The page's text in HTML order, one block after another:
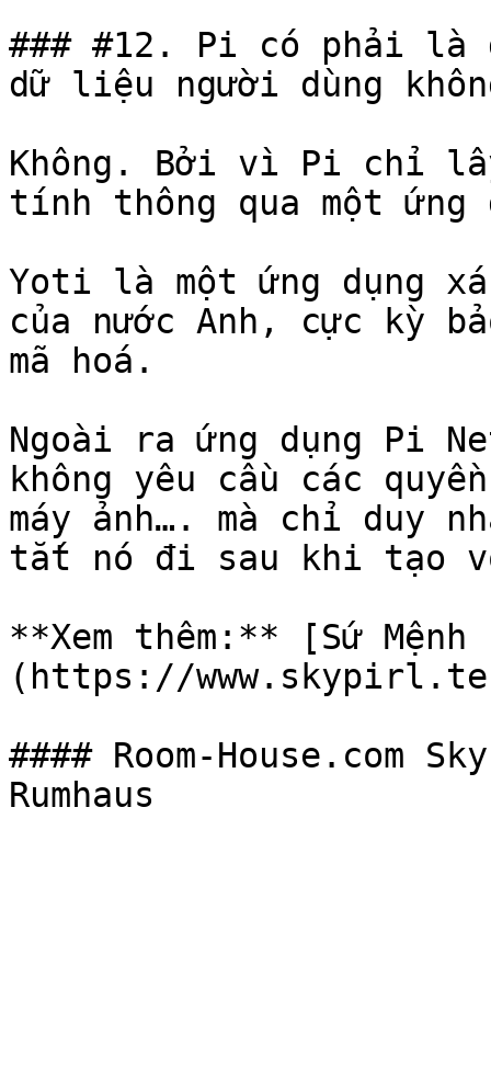
### #12. Pi có phải là
dữ liệu người dùng
Không. Bởi vì Pi chỉ
tính thông qua một
Yoti là một ứng dụng
của nước Anh, cực kỳ
mã hoá.
Ngoài ra ứng dụng Pi
không yêu cầu các
máy ảnh…. mà chỉ duy
tắt nó đi sau khi tạo
**Xem thêm:** [Sứ
(https://
#### Room-